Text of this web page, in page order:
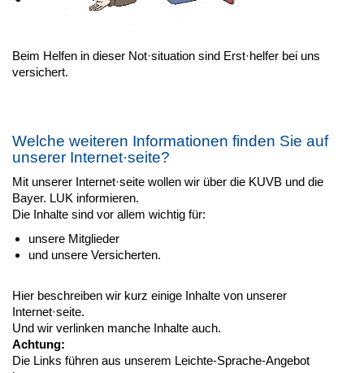
Beim Helfen in dieser Not·situation sind Erst·helfer bei uns
versichert.
Welche weiteren Informationen finden Sie auf
unserer Internet·seite?
Mit unserer Internet·seite wollen wir über die KUVB und die
Bayer. LUK informieren.
Die Inhalte sind vor allem wichtig für:
unsere Mitglieder
und unsere Versicherten.
Hier beschreiben wir kurz einige Inhalte von unserer
Internet·seite.
Und wir verlinken manche Inhalte auch.
Achtung:
Die Links führen aus unserem Leichte-Sprache-Angebot